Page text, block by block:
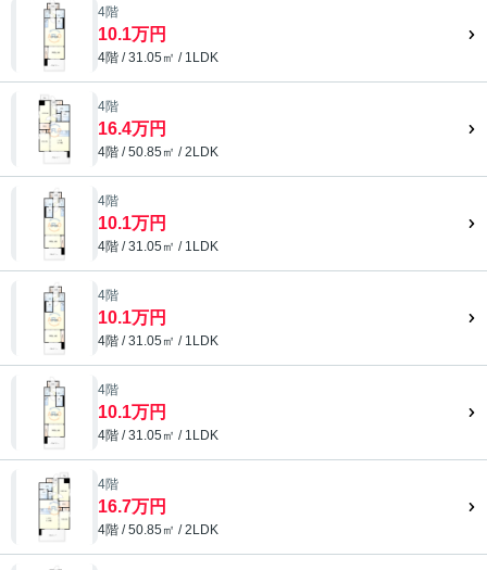
4階
10.1万円
4階 / 31.05㎡ / 1LDK
4階
16.4万円
4階 / 50.85㎡ / 2LDK
4階
10.1万円
4階 / 31.05㎡ / 1LDK
4階
10.1万円
4階 / 31.05㎡ / 1LDK
4階
10.1万円
4階 / 31.05㎡ / 1LDK
4階
16.7万円
4階 / 50.85㎡ / 2LDK